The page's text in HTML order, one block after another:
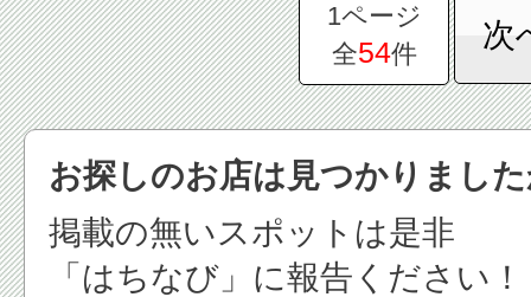
1ページ
全54件
次
お探しのお店は見つかりまし
掲載の無いスポットは是非
「はちなび」に報告ください！